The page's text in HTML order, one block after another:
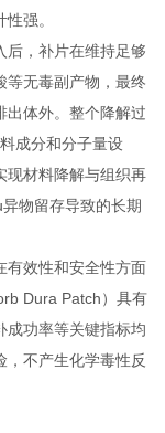
强。
后，补片在维持足够
等无毒副产物，最终
出体外。整个降解过
成分和分子量设
现材料降解与组织再
物留存导致的长期
有效性和安全性方面
Dura Patch）具有
成功率等关键指标均
，不产生化学毒性反